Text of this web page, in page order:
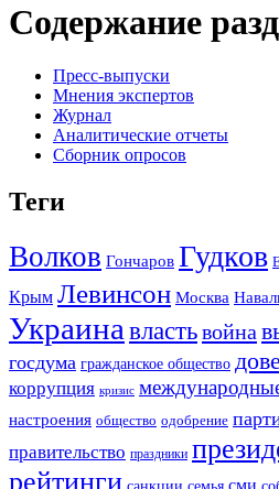
Содержание
Пресс-выпуски
Мнения экспертов
Журнал
Аналитические отчеты
Сборник опросов
Теги
Волков Гончаров Гудков
Крым Левинсон Москва
Украина властьвойна
госдума гражданское общество
коррупция кризис
настроения общество одобрение
правительство праздники
рейтинги